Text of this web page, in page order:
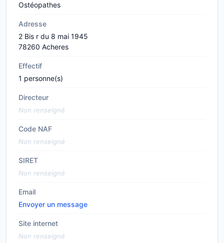
Ostéopathes
Adresse
2 Bis r du 8 mai 1945
78260 Acheres
Effectif
1 personne(s)
Directeur
Non renseigné
Code NAF
Non renseigné
SIRET
Non renseigné
Email
Envoyer un message
Site internet
Non renseigné